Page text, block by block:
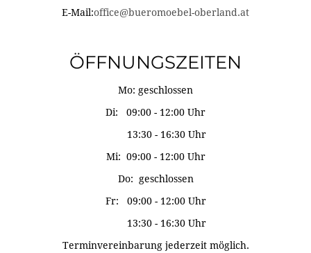
E-Mail:office@bueromoebel-oberland.at
ÖFFNUNGSZEITEN
Mo: geschlossen
Di: 09:00 - 12:00 Uhr
13:30 - 16:30 Uhr
Mi: 09:00 - 12:00 Uhr
Do: geschlossen
Fr: 09:00 - 12:00 Uhr
13:30 - 16:30 Uhr
Terminvereinbarung jederzeit möglich.